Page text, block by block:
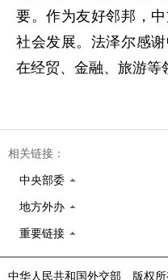
要。作为友好邻邦，
社会发展。法泽尔感
在经贸、金融、旅游等
相关链接：
中央部委
地方外办
重要链接
中华人民共和国外交部 版权所